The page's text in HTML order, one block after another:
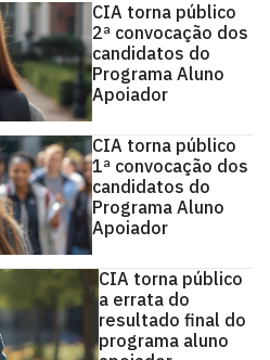
CIA torna público
2ª convocação dos
candidatos do
Programa Aluno
Apoiador
CIA torna público
1ª convocação dos
candidatos do
Programa Aluno
Apoiador
CIA torna público
a errata do
resultado final do
programa aluno